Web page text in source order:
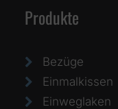
Produkte
Bezüge
Einmalkissen
Einweglaken